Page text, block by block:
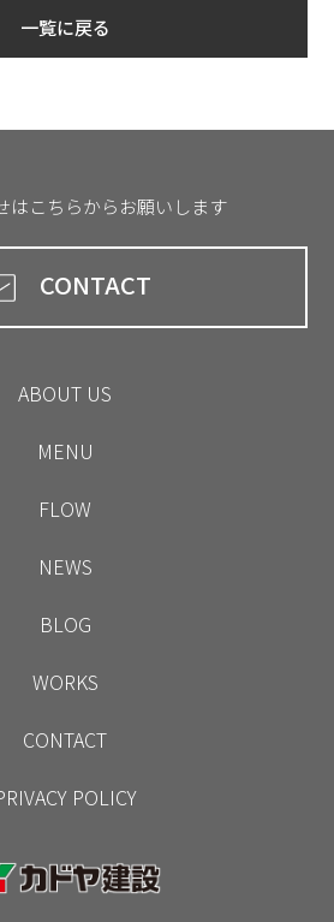
一覧に戻る
はこちらからお願いします
CONTACT
ABOUT US
MENU
FLOW
NEWS
BLOG
WORKS
CONTACT
POLICY